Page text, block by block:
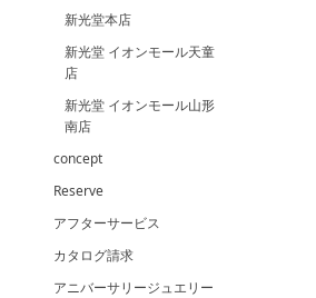
新光堂本店
新光堂 イオンモール天童
店
新光堂 イオンモール山形
南店
concept
Reserve
アフターサービス
カタログ請求
アニバーサリージュエリー